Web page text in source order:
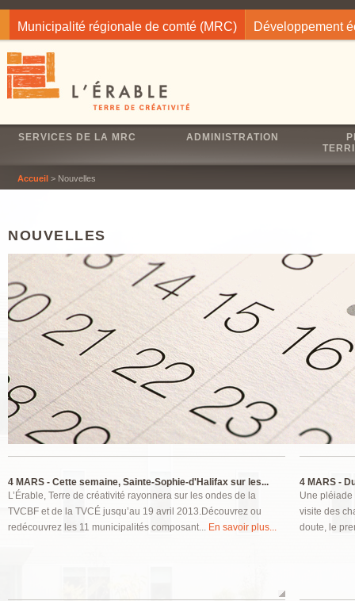
Municipalité régionale de comté (MRC) Développement
SERVICES DE LA MRC ADMINISTRATION
Accueil > Nouvelles
NOUVELLES
4 MARS - Cette semaine, Sainte-Sophie-d'Halifax sur les...
L’Érable, Terre de créativité rayonnera sur les ondes de la
TVCBF et de la TVCÉ jusqu’au 19 avril 2013.Découvrez ou
redécouvrez les 11 municipalités composant... En savoir plus...
4 MARS -
Une pléiade
visite des
doute, le
Pages